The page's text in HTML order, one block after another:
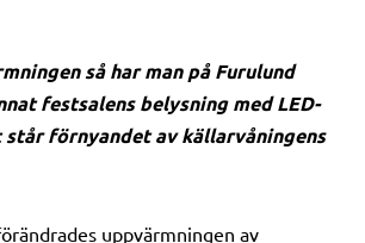
så har man på Furulund
festsalens belysning med LED-
står förnyandet av källarvåningens
uppvärmningen av